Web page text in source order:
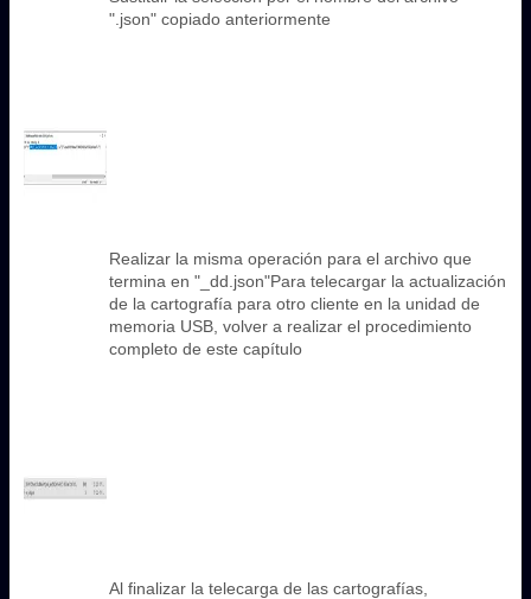
".json" copiado anteriormente
Realizar la misma operación para el archivo que
termina en "_dd.json"Para telecargar la actualización
de la cartografía para otro cliente en la unidad de
memoria USB, volver a realizar el procedimiento
completo de este capítulo
Al finalizar la telecarga de las cartografías,